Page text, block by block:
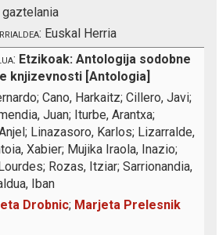
gaztelania
Euskal Herria
Etzikoak: Antologija sodobne
knjizevnosti [Antologia]
Cano, Harkaitz; Cillero, Javi;
Juan; Iturbe, Arantxa;
Linazasoro, Karlos; Lizarralde,
Xabier; Mujika Iraola, Inazio;
Rozas, Itziar; Sarrionandia,
Iban
Drobnic; Marjeta Prelesnik